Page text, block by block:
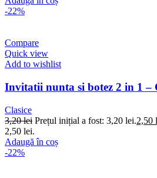
-22%
Compare
Quick view
Add to wishlist
Invitatii nunta si botez 2 in 1 –
Clasice
3,20lei Prețul inițial a fost: 3,20 lei.2,50
2,50 lei.
Adaugă în coș
-22%